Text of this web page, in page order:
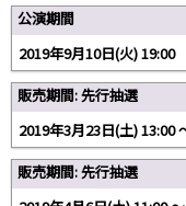
公演期間
2019年9月10日(火) 19:00
販売期間: 先行抽選
2019年3月23日(土)
販売期間: 先行抽選